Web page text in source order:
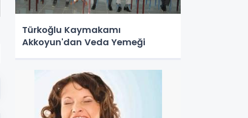
Türkoğlu Kaymakamı
Akkoyun'dan Veda Yemeği